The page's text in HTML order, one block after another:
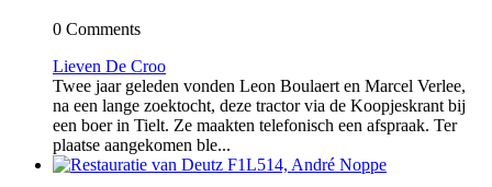
0 Comments
Lieven De Croo
Twee jaar geleden vonden Leon Boulaert en Marcel Verlee,
na een lange zoektocht, deze tractor via de Koopjeskrant bij
een boer in Tielt. Ze maakten telefonisch een afspraak. Ter
plaatse aangekomen ble...